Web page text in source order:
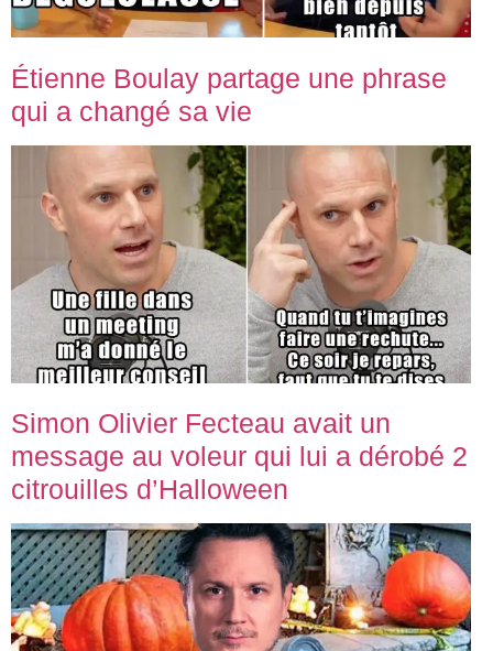
Étienne Boulay partage une phrase
qui a changé sa vie
Simon Olivier Fecteau avait un
message au voleur qui lui a dérobé 2
citrouilles d’Halloween